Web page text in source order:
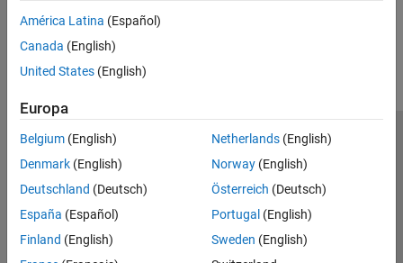
América Latina (Español)
Canada (English)
United States (English)
Europa
Belgium (English)
Denmark (English)
Deutschland (Deutsch)
España (Español)
Finland (English)
Netherlands(English)
Norway(English)
Österreich (Deutsch)
Portugal (English)
Sweden (English)
Centro de confianza
Marcas comerciales
Política de privacidad
Antipiratería
Estado de las aplicaciones
Información de contacto
© 1994-2026 The MathWorks, Inc.